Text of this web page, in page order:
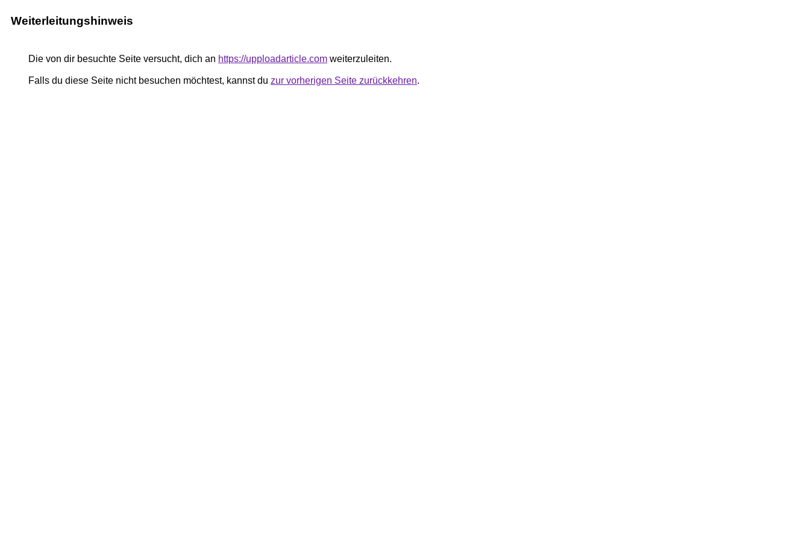
Weiterleitungshinweis
Die von dir besuchte Seite versucht, dich an https://upploadarticle.com weiterzuleiten.
Falls du diese Seite nicht besuchen möchtest, kannst du zur vorherigen Seite zurückkehren.